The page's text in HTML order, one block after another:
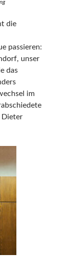
die
passieren:
unser
das
im
Dieter